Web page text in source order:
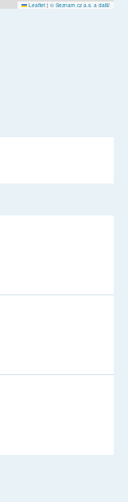
Leaflet | © Seznam.cz a.s. a další